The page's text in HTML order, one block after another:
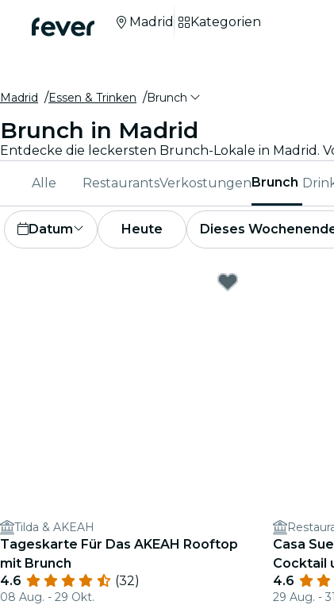
Madrid Kategorien
Madrid Essen & Trinken Brunch
Brunch in Madrid
Alle RestaurantsVerkostungenBrunch
Datum Heute Dieses
Tilda & AKEAH
Tageskarte Für Das AKEAH Rooftop
mit Brunch
4.6
(32)
08 Aug. - 29 Okt.
Casa
Cocktail
4.6
29 Aug. -